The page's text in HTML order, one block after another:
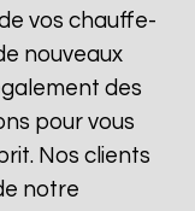
vos chauffe-
nouveaux
des
pour vous
Nos clients
notre